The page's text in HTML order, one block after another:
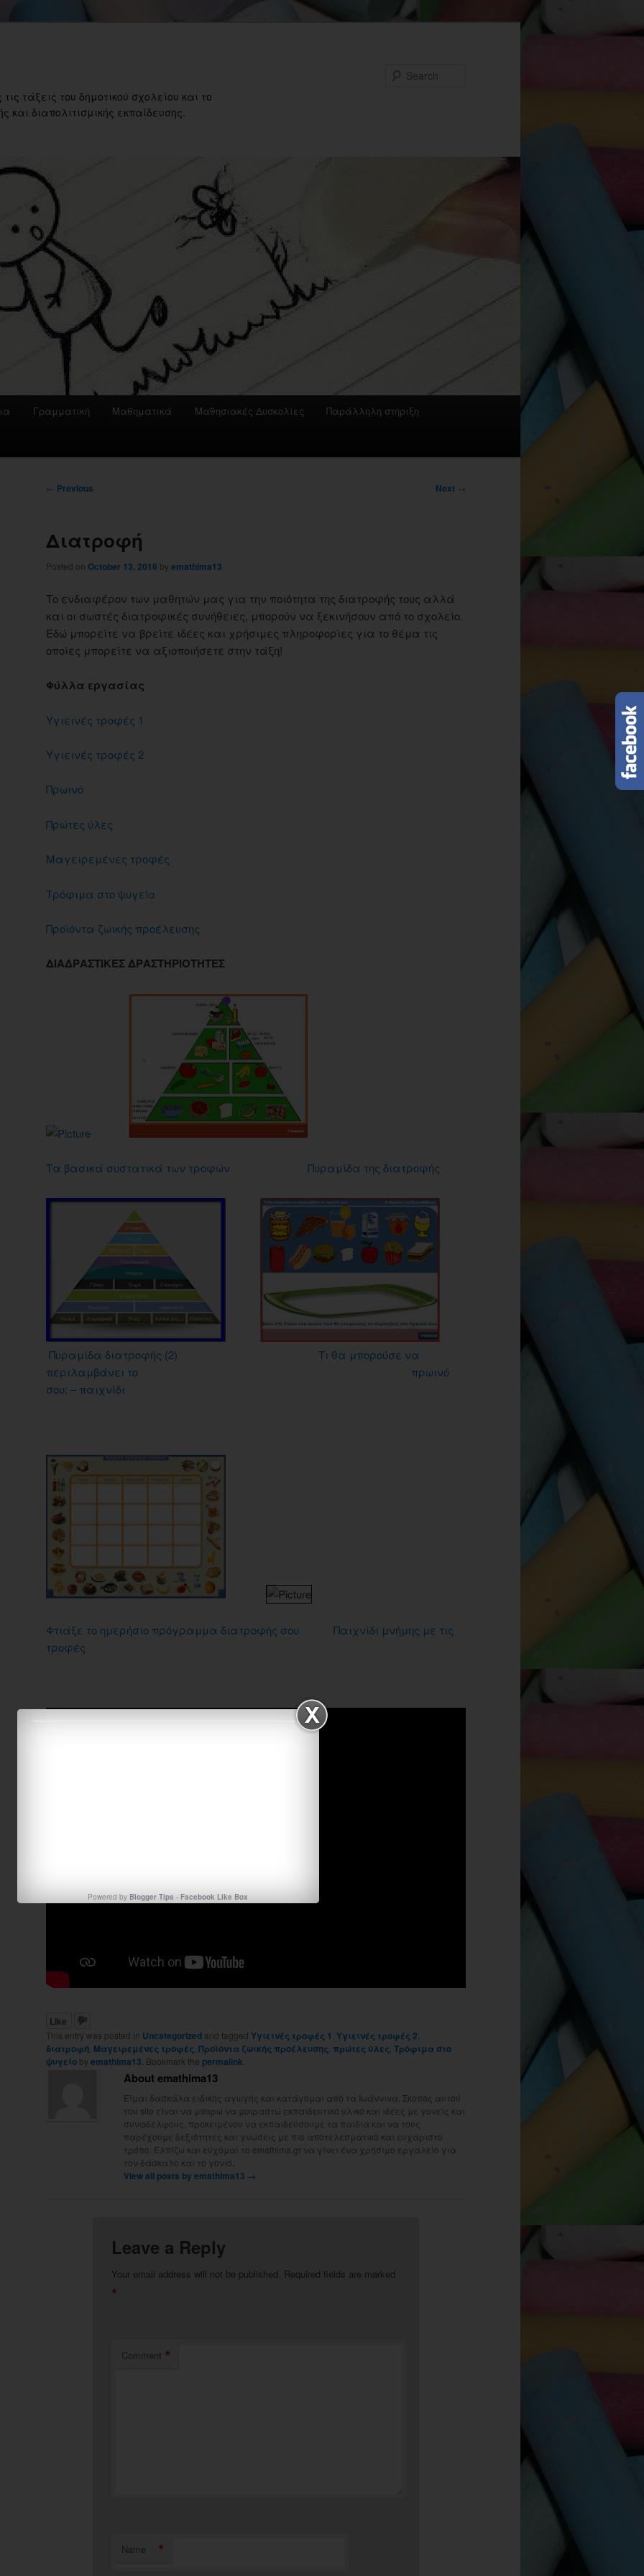
τάξεις του δημοτικού σχολείου και το
διαπολιτισμικής εκπαίδευσης.
Γραμματική Μαθηματικά Μαθησιακές Δυσκολίες Παράλληλη στήριξη
Post
← Previous Next →
Διατροφή
Posted on October 13, 2016 by emathima13
Το ενδιαφέρον των μαθητών μας για την ποιότητα της διατροφής τους αλλά
και οι σωστές διατροφικές συνήθειες, μπορούν να ξεκινήσουν από το σχολείο.
Εδώ μπορείτε να βρείτε ιδέες και χρήσιμες πληροφορίες για το θέμα τις
οποίες μπορείτε να αξιοποιήσετε στην τάξη!
Φύλλα εργασίας
Yγιεινές τροφές 1
Υγιεινές τροφές 2
Πρωινό
Πρώτες ύλες
Μαγειρεμένες τροφές
Τρόφιμα στο ψυγείο
Προϊόντα ζωικής προέλευσης
ΔΙΑΔΡΑΣΤΙΚΕΣ ΔΡΑΣΤΗΡΙΟΤΗΤΕΣ
Τα βασικά συστατικά των τροφών Πυραμίδα της διατροφής
Πυραμίδα διατροφής (2)
Τι θα μπορούσε να
περιλαμβάνει το πρωινό
σου; – παιχνίδι
Φτιάξε το ημερήσιο πρόγραμμα διατροφής σου
Παιχνίδι μνήμης με τις
τροφές
Like
This entry was posted in Uncategorized and tagged Yγιεινές τροφές 1 Yγιεινές τροφές 2
διατροφή Μαγειρεμένες τροφές Προϊόντα ζωικής προέλευσης πρώτες ύλες Τρόφιμα στο
ψυγείο by emathima13 . Bookmark the permalink
About emathima13
Είμαι δασκάλα ειδικής αγωγής και κατάγομαι από τα Ιωάννινα. Σκοπός αυτού
του site είναι να μπορώ να μοιραστώ εκπαιδευτικό υλικό και ιδέες με γονείς και
συναδέλφους, προκειμένου να εκπαιδεύσουμε τα παιδιά και να τους
παρέχουμε δεξιότητες και γνώσεις με πιο αποτελεσματικό και ευχάριστο
τρόπο. Ελπίζω και εύχομαι το emathima.gr να γίνει ένα χρήσιμο εργαλείο για
τον δάσκαλο και το γονιό.
View all posts by emathima13 →
Leave a Reply
Your email address will not be published. Required fields are marked
*
Comment *
Name *
Powered byBlogger Tips -Facebook Like Box